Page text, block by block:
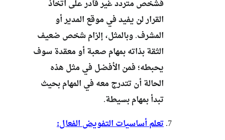
فشخص متردد غير قادر على اتخاذ
القرار لن يفيد في موقع المدير أو
المشرف. وبالمثل، إلزام شخص ضعيف
الثقة بذاته بمهام صعبة أو معقدة سوف
يحبطه؛ فمن الأفضل في مثل هذه
الحالة أن تتدرج معه في المهام بحيث
تبدأ بمهام بسيطة.
تعلم أساسيات التفويض الفعال: